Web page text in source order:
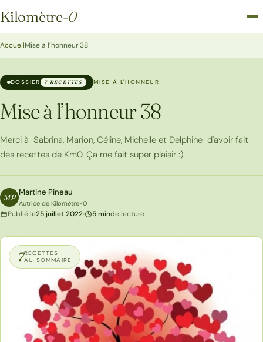
Kilomètre-0
Kilomètre-0
AccueilMise à l’honneur 38
DOSSIER 7 RECETTES MISE À L'HONNEUR
Mise à l’honneur 38
Merci à Sabrina, Marion, Céline, Michelle et Delphine d'avoir fait
des recettes de Km0. Ça me fait super plaisir :)
MP
Martine Pineau
Autrice de Kilomètre-0
Publié le25 juillet 2022 5 minde lecture
7RECETTES
AU SOMMAIRE